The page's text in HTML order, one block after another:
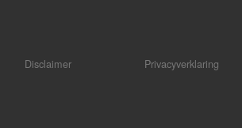
Disclaimer Privacyverklaring